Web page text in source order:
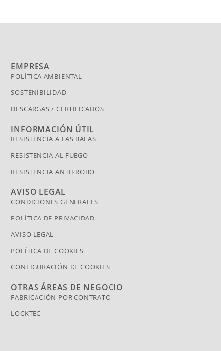
EMPRESA
POLÍTICA AMBIENTAL
SOSTENIBILIDAD
DESCARGAS / CERTIFICADOS
INFORMACIÓN ÚTIL
RESISTENCIA A LAS BALAS
RESISTENCIA AL FUEGO
RESISTENCIA ANTIRROBO
AVISO LEGAL
CONDICIONES GENERALES
POLÍTICA DE PRIVACIDAD
AVISO LEGAL
POLÍTICA DE COOKIES
CONFIGURACIÓN DE COOKIES
OTRAS ÁREAS DE NEGOCIO
FABRICACIÓN POR CONTRATO
LOCKTEC